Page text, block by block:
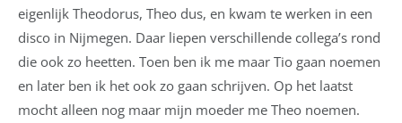
eigenlijk Theodorus, Theo dus, en kwam te werken in een
disco in Nijmegen. Daar liepen verschillende collega’s rond
die ook zo heetten. Toen ben ik me maar Tio gaan noemen
en later ben ik het ook zo gaan schrijven. Op het laatst
mocht alleen nog maar mijn moeder me Theo noemen.